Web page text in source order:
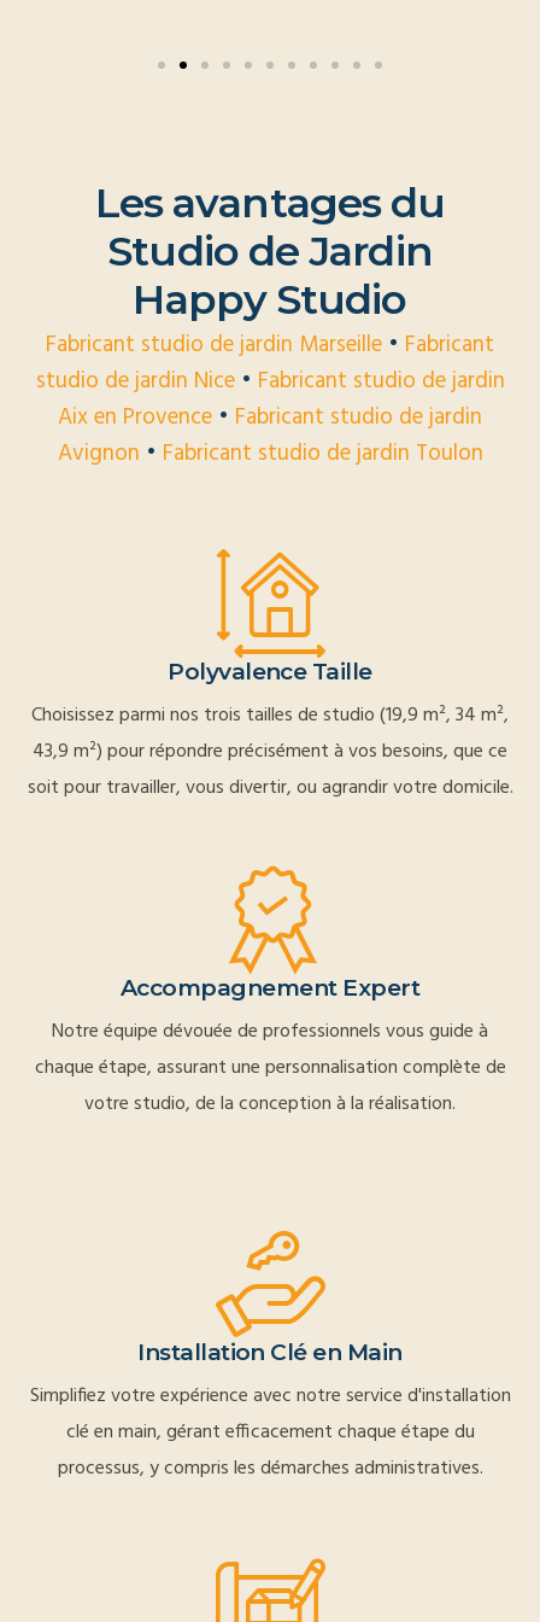
Les avantages du
Studio deJardin
Happy Studio
Fabricant studio de jardin Marseille • Fabricant
studio de jardin Nice• Fabricant studio de jardin
Aix en Provence • Fabricant studio de jardin
Avignon • Fabricant studio de jardin Toulon
Polyvalence Taille
Choisissez parmi nos trois tailles de studio (19,9 m², 34 m²,
43,9 m²) pour répondre précisément à vos besoins, que ce
soit pour travailler, vous divertir, ou agrandir votre domicile.
Accompagnement Expert
Notre équipe dévouée de professionnels vous guide à
chaque étape, assurant une personnalisation complète de
votre studio, de la conception à la réalisation.
Installation Clé en Main
Simplifiez votre expérience avec notre service d'installation
clé en main, gérant efficacement chaque étape du
processus, y compris les démarches administratives.